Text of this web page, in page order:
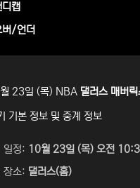
디캡
버/언더
23일 (목) NBA 댈러스 매버
기본 정보 및 중계 정보
일정: 10월 23일 (목) 오전
장소: 댈러스(홈)